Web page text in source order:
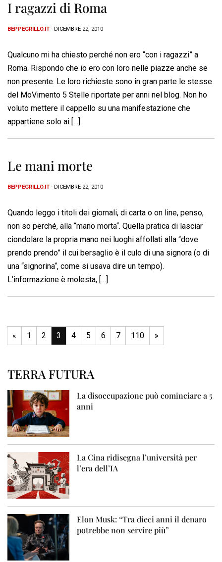
I ragazzi di Roma
BEPPEGRILLO.IT - DICEMBRE 22, 2010
Qualcuno mi ha chiesto perché non ero “con i ragazzi” a
Roma. Rispondo che io ero con loro nelle piazze anche se
non presente. Le loro richieste sono in gran parte le stesse
del MoVimento 5 Stelle riportate per anni nel blog. Non ho
voluto mettere il cappello su una manifestazione che
appartiene solo ai […]
Le mani morte
BEPPEGRILLO.IT - DICEMBRE 22, 2010
Quando leggo i titoli dei giornali, di carta o on line, penso,
non so perché, alla “mano morta“. Quella pratica di lasciar
ciondolare la propria mano nei luoghi affollati alla “dove
prendo prendo” il cui bersaglio è il culo di una signora (o di
una “signorina“, come si usava dire un tempo).
L’informazione è molesta, […]
« 1 2 3 4 5 6 7 110 »
TERRA FUTURA
La disoccupazione può cominciare a 5
anni
La Cina ridisegna l’università per
l’era dell’IA
Elon Musk: “Tra dieci anni il denaro
potrebbe non servire più”